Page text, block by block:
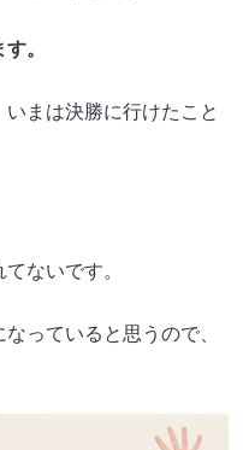
。
まは決勝に行けたこと
ないです。
っていると思うので、